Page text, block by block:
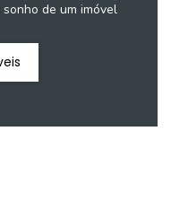
de um imóvel